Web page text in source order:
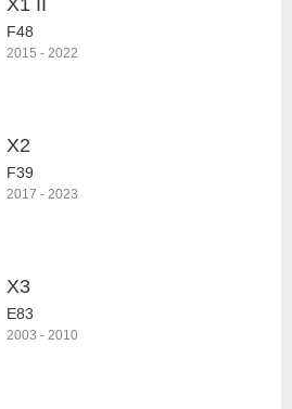
X1 II
F48
2015 - 2022
X2
F39
2017 - 2023
X3
E83
2003 - 2010